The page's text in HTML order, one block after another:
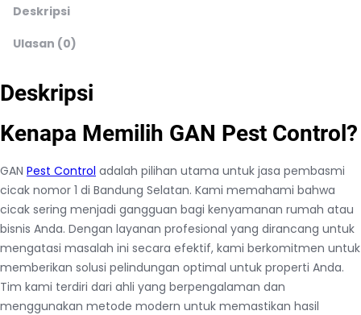
Deskripsi
Ulasan (0)
Deskripsi
Kenapa Memilih GAN Pest Control?
GAN Pest Control adalah pilihan utama untuk jasa pembasmi
cicak nomor 1 di Bandung Selatan. Kami memahami bahwa
cicak sering menjadi gangguan bagi kenyamanan rumah atau
bisnis Anda. Dengan layanan profesional yang dirancang untuk
mengatasi masalah ini secara efektif, kami berkomitmen untuk
memberikan solusi pelindungan optimal untuk properti Anda.
Tim kami terdiri dari ahli yang berpengalaman dan
menggunakan metode modern untuk memastikan hasil